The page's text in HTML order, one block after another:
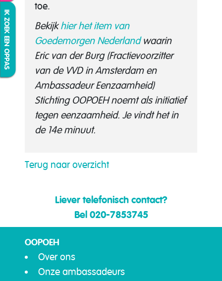
IK ZOEK EEN OPPAS
toe.
Bekijkhier het item van
Goedemorgen Nederlandwaarin
Eric van der Burg (Fractievoorzitter
van de VVD in Amsterdam en
Ambassadeur Eenzaamheid)
Stichting OOPOEH noemt als initiatief
tegen eenzaamheid. Je vindt het in
de 14e minuut.
Terug naar overzicht
Liever telefonisch contact?
Bel 020-7853745
OOPOEH
Over ons
Onze ambassadeurs